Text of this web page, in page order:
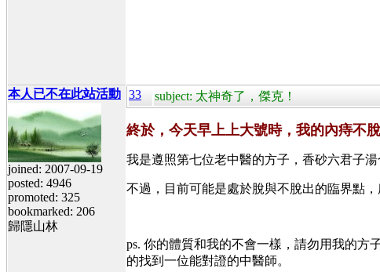
本人已不在此站活動
joined: 2007-09-19
posted: 4946
promoted: 325
bookmarked: 206
歸隱山林
33 subject: 太神奇了，傑克！
終於，今天早上上大號時，我的內痔不
我是遵照第七位老中醫的方子，香砂六君子
不過，目前可能是處於脫與不脫出的臨界點
ps. 你的體質和我的不會一樣，請勿用我的方
的找到一位能對證的中醫師。